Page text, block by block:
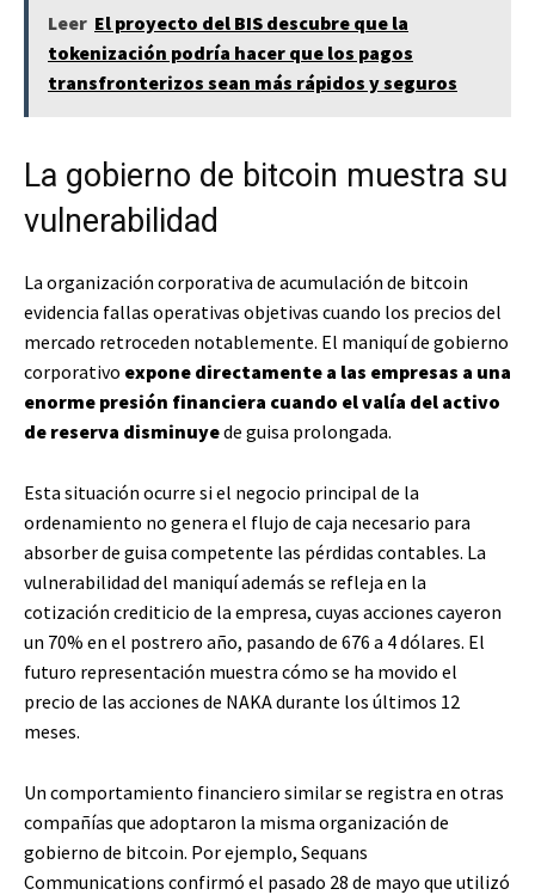
Leer El proyecto del BIS descubre que la
tokenización podría hacer que los pagos
transfronterizos sean más rápidos y seguros
La gobierno de bitcoin muestra su
vulnerabilidad
La organización corporativa de acumulación de bitcoin
evidencia fallas operativas objetivas cuando los precios del
mercado retroceden notablemente. El maniquí de gobierno
corporativo expone directamente a las empresas a una
enorme presión financiera cuando el valía del activo
de reserva disminuyede guisa prolongada.
Esta situación ocurre si el negocio principal de la
ordenamiento no genera el flujo de caja necesario para
absorber de guisa competente las pérdidas contables. La
vulnerabilidad del maniquí además se refleja en la
cotización crediticio de la empresa, cuyas acciones cayeron
un 70% en el postrero año, pasando de 676 a 4 dólares. El
futuro representación muestra cómo se ha movido el
precio de las acciones de NAKA durante los últimos 12
meses.
Un comportamiento financiero similar se registra en otras
compañías que adoptaron la misma organización de
gobierno de bitcoin. Por ejemplo, Sequans
Communications confirmó el pasado 28 de mayo que utilizó